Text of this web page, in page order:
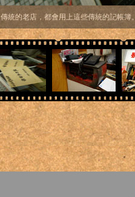
傳統的老店，都會用上這些傳統的記帳簿。